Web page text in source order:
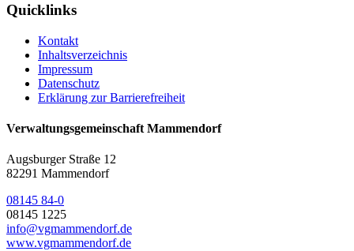
Quicklinks
Kontakt
Inhaltsverzeichnis
Impressum
Datenschutz
Erklärung zur Barrierefreiheit
Verwaltungsgemeinschaft Mammendorf
Augsburger Straße 12
82291 Mammendorf
08145 84-0
08145 1225
info@vgmammendorf.de
www.vgmammendorf.de